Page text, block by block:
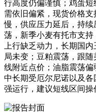
行高度仍偏谨慎；鸡蛋
需依旧偏紧，现货价格
慢，供应压力延后，持
荡，新季小麦有托市支
上行缺乏动力，长期国
局未变；豆粕震荡，跟
线附近点价；油脂震荡偏
中长期受厄尔尼诺以及
强运行，建议短线区间操